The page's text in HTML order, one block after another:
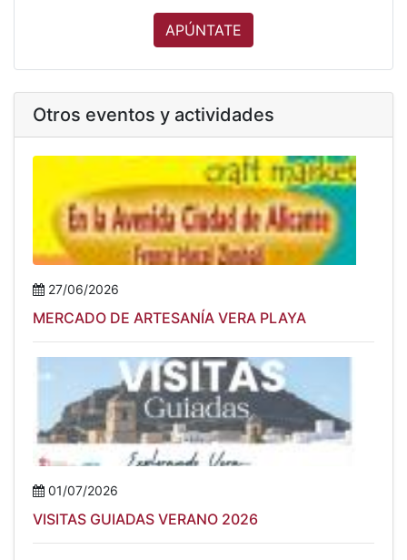
APÚNTATE
Otros eventos y actividades
27/06/2026
MERCADO DE ARTESANÍA VERA PLAYA
01/07/2026
VISITAS GUIADAS VERANO 2026